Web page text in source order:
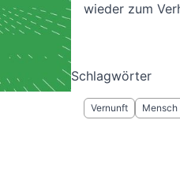
wieder zum
Schlagwörter
Vernunft Mensch